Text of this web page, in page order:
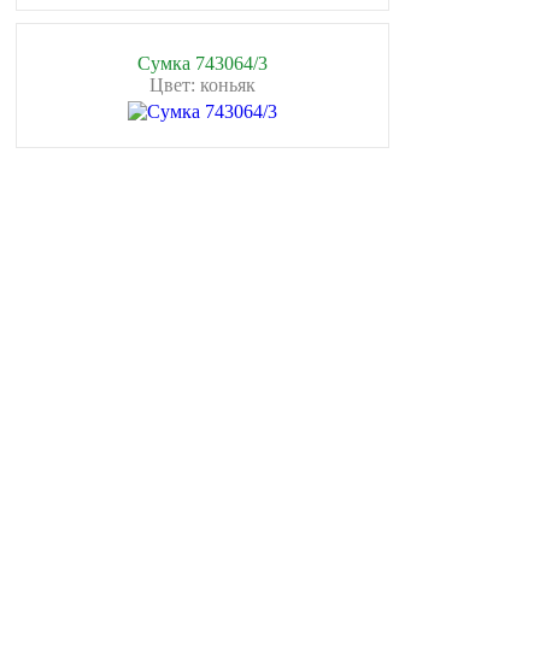
Сумка 743064/3
Цвет: коньяк